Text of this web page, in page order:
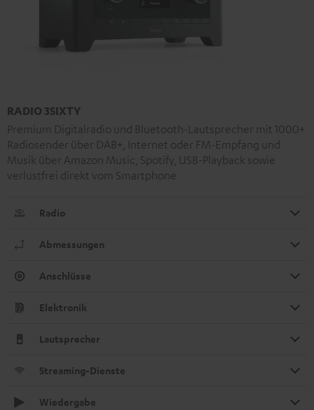
RADIO 3SIXTY
Premium Digitalradio und Bluetooth-Lautsprecher mit 1000+
Radiosender über DAB+, Internet oder FM-Empfang und
Musik über Amazon Music, Spotify, USB-Playback sowie
verlustfrei direkt vom Smartphone
Radio
Abmessungen
Anschlüsse
Elektronik
Lautsprecher
Streaming-Dienste
Wiedergabe